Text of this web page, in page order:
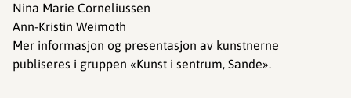
Nina Marie Corneliussen
Ann-Kristin Weimoth
Mer informasjon og presentasjon av kunstnerne
publiseres i gruppen «Kunst i sentrum, Sande».